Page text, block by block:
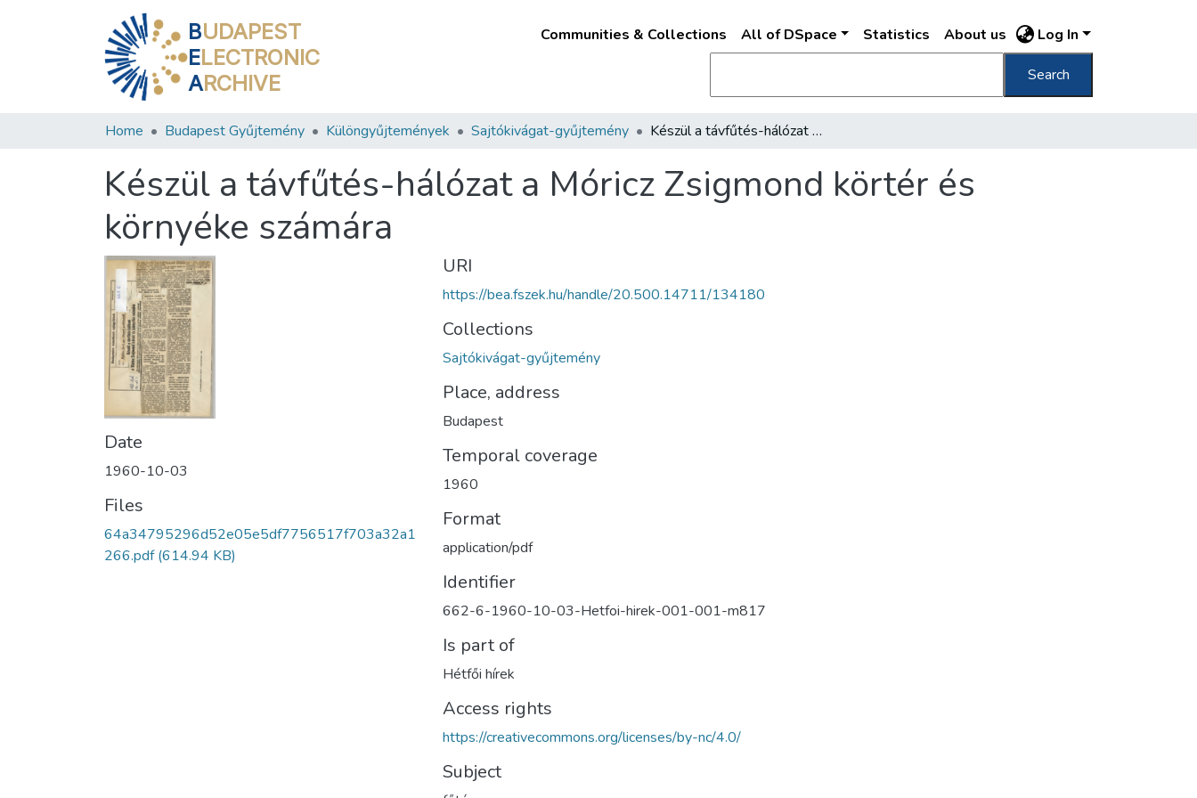
BUDAPEST
ELECTRONIC
ARCHIVE
Communities & Collections All of DSpace Statistics About us Log In
Search
Home Budapest Gyűjtemény Különgyűjtemények Sajtókivágat-gyűjtemény Készül a távfűtés-hálózat a Móricz Zsigmond körtér és környéke számára
Készül a távfűtés-hálózat a Móricz Zsigmond körtér és
környéke számára
Date
1960-10-03
Files
64a34795296d52e05e5df7756517f703a32a1
266.pdf(614.94 KB)
URI
https://bea.fszek.hu/handle/20.500.14711/134180
Collections
Sajtókivágat-gyűjtemény
Place, address
Budapest
Temporal coverage
1960
Format
application/pdf
Identifier
662-6-1960-10-03-Hetfoi-hirek-001-001-m817
Is part of
Hétfői hírek
Access rights
https://creativecommons.org/licenses/by-nc/4.0/
Subject